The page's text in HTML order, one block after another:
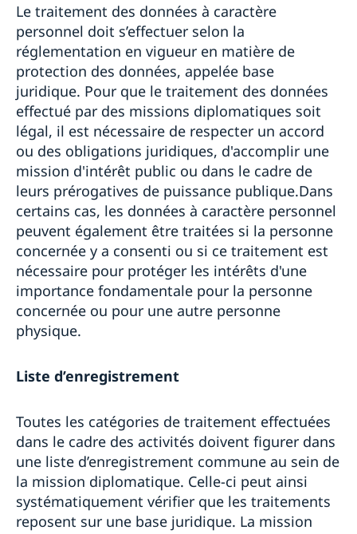
Le traitement des données à caractère
personnel doit s’effectuer selon la
réglementation en vigueur en matière de
protection des données, appelée base
juridique. Pour que le traitement des données
effectué par des missions diplomatiques soit
légal, il est nécessaire de respecter un accord
ou des obligations juridiques, d'accomplir une
mission d'intérêt public ou dans le cadre de
leurs prérogatives de puissance publique.Dans
certains cas, les données à caractère personnel
peuvent également être traitées si la personne
concernée y a consenti ou si ce traitement est
nécessaire pour protéger les intérêts d'une
importance fondamentale pour la personne
concernée ou pour une autre personne
physique.
Liste d’enregistrement
Toutes les catégories de traitement effectuées
dans le cadre des activités doivent figurer dans
une liste d’enregistrement commune au sein de
la mission diplomatique. Celle-ci peut ainsi
systématiquement vérifier que les traitements
reposent sur une base juridique. La mission